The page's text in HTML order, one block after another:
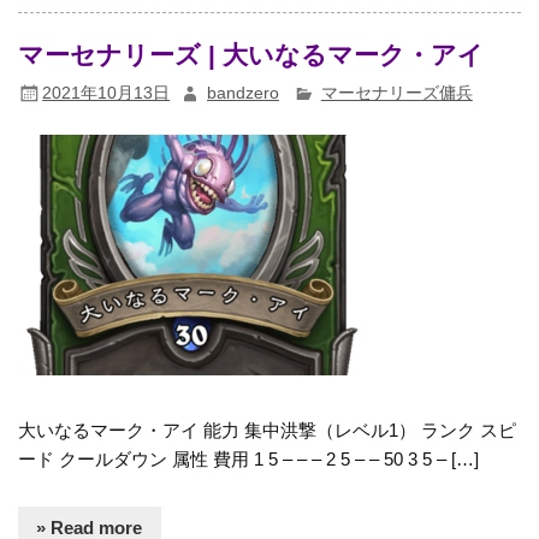
マーセナリーズ | 大いなるマーク・アイ
2021年10月13日 bandzero マーセナリーズ傭兵
大いなるマーク・アイ 能力 集中洪撃（レベル1） ランク スピ
ード クールダウン 属性 費用 1 5 – – – 2 5 – – 50 3 5 – […]
» Read more